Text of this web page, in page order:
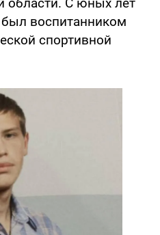
воспитанником
спортивной